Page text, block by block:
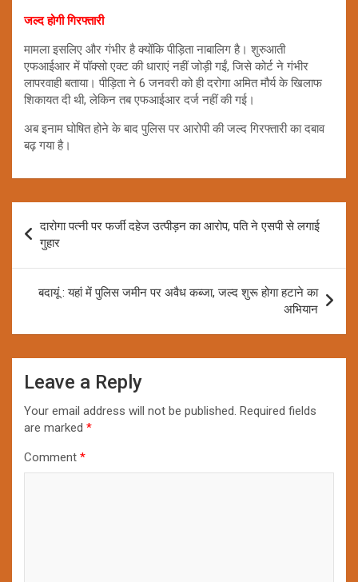
जल्द होगी गिरफ्तारी
मामला इसलिए और गंभीर है क्योंकि पीड़िता नाबालिग है। शुरुआती
एफआईआर में पॉक्सो एक्ट की धाराएं नहीं जोड़ी गईं, जिसे कोर्ट ने गंभीर
लापरवाही बताया। पीड़िता ने 6 जनवरी को ही दरोगा अमित मौर्य के खिलाफ
शिकायत दी थी, लेकिन तब एफआईआर दर्ज नहीं की गई।
अब इनाम घोषित होने के बाद पुलिस पर आरोपी की जल्द गिरफ्तारी का दबाव
बढ़ गया है।
navigation
दारोगा पत्नी पर फर्जी दहेज उत्पीड़न का आरोप, पति ने एसपी से लगाई
गुहार
बदायूं : यहां में पुलिस जमीन पर अवैध कब्जा, जल्द शुरू होगा हटाने का
अभियान
Leave a Reply
Your email address will not be published. Required fields
are marked *
Comment *